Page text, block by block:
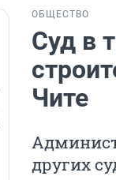
ОБЩЕСТВО
Суд в
Чите
других